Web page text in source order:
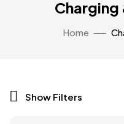
Charging
Home
Show Filters